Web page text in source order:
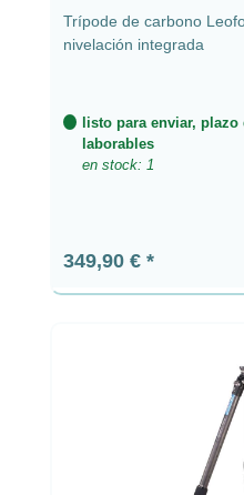
Trípode de carbono
nivelación integrada
listo para enviar, plazo
laborables
en stock: 1
Precio normal:
349,90 €